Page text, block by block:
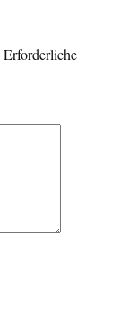
Erforderliche